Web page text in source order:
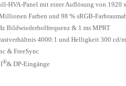
HVA-Panel mit einer Auflösung von 1920
Farben und 98 % sRGB-
Bildwiederholfrequenz & 1 ms MPRT
4000:1 und Helligkeit 300 cd/
& FreeSync
®& DP-Eingänge